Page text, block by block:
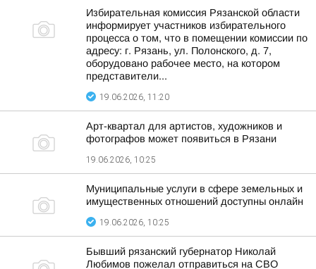
Избирательная комиссия Рязанской области
информирует участников избирательного
процесса о том, что в помещении комиссии по
адресу: г. Рязань, ул. Полонского, д. 7,
оборудовано рабочее место, на котором
представители...
19.06.2026, 11:20
Арт-квартал для артистов, художников и
фотографов может появиться в Рязани
19.06.2026, 10:25
Муниципальные услуги в сфере земельных и
имущественных отношений доступны онлайн
19.06.2026, 10:25
Бывший рязанский губернатор Николай
Любимов пожелал отправиться на СВО